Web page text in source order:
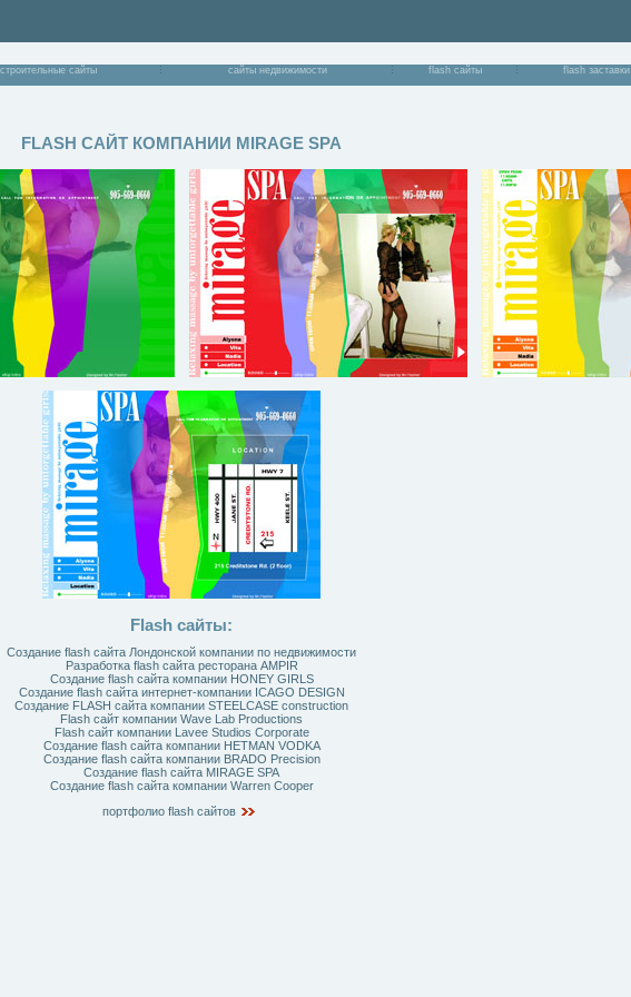
строительные сайты сайты недвижимости flash сайты flash заставки
FLASH САЙТ КОМПАНИИ MIRAGE SPA
Flash сайты:
Создание flash сайта Лондонской компании по недвижимости
Разработка flash сайта ресторана AMPIR
Создание flash сайта компании HONEY GIRLS
Создание flash сайта интернет-компании ICAGO DESIGN
Создание FLASH сайта компании STEELCASE construction
Flash сайт компании Wave Lab Productions
Flash сайт компании Lavee Studios Corporate
Создание flash сайта компании HETMAN VODKA
Создание flash сайта компании BRADO Precision
Создание flash сайта MIRAGE SPA
Создание flash сайта компании Warren Cooper
портфолио flash сайтов